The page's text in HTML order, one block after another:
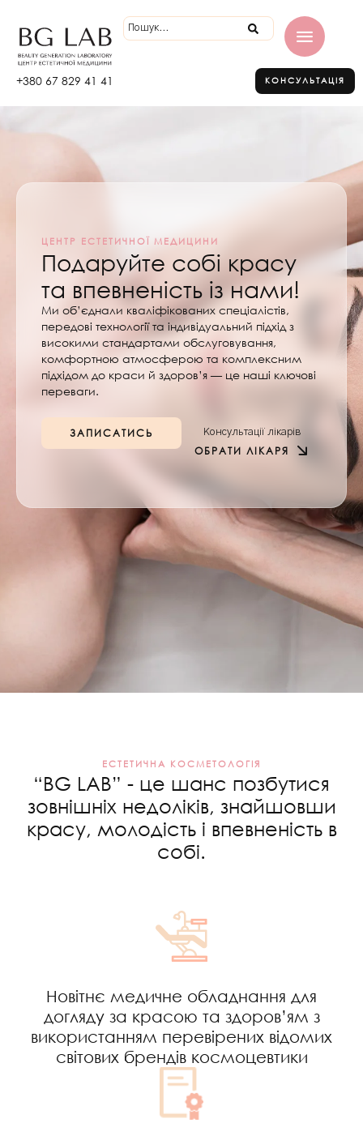
+380 67 829 41 41 КОНСУЛЬТАЦІЯ
ЦЕНТР ЕСТЕТИЧНОЇ МЕДИЦИНИ
Подаруйте собі красу
та впевненість із нами!
Ми об’єднали кваліфікованих спеціалістів,
передові технології та індивідуальний підхід з
високими стандартами обслуговування,
комфортною атмосферою та комплексним
підхідом до краси й здоров’я — це наші ключові
переваги.
ЗАПИСАТИСЬ Консультації лікарів
ОБРАТИ ЛІКАРЯ
ЕСТЕТИЧНА КОСМЕТОЛОГІЯ
“BG LAB” - це шанс позбутися
зовнішніх недоліків, знайшовши
красу, молодість і впевненість в
собі.
Новітнє медичне обладнання для
догляду за красою та здоров’ям з
використанням перевірених відомих
світових брендів космоцевтики